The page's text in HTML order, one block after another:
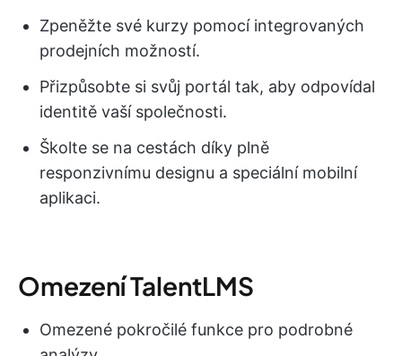
Zpeněžte své kurzy pomocí integrovaných
prodejních možností.
Přizpůsobte si svůj portál tak, aby odpovídal
identitě vaší společnosti.
Školte se na cestách díky plně
responzivnímu designu a speciální mobilní
aplikaci.
Omezení TalentLMS
Omezené pokročilé funkce pro podrobné